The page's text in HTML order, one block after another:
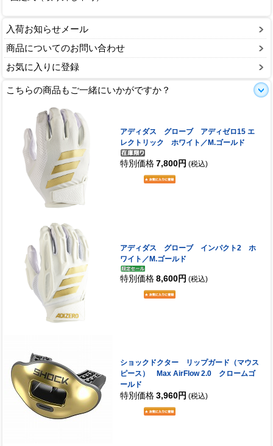
入荷お知らせメール
商品についてのお問い合わせ
お気に入りに登録
こちらの商品もご一緒にいかがですか？
アディダス グローブ アディゼロ15 エ
レクトリック ホワイト／M.ゴールド
特別価格 7,800円 (税込)
アディダス グローブ インパクト2 ホ
ワイト／M.ゴールド
特別価格 8,600円 (税込)
ショックドクター リップガード（マウス
ピース） Max AirFlow 2.0 クロームゴ
ールド
特別価格 3,960円 (税込)